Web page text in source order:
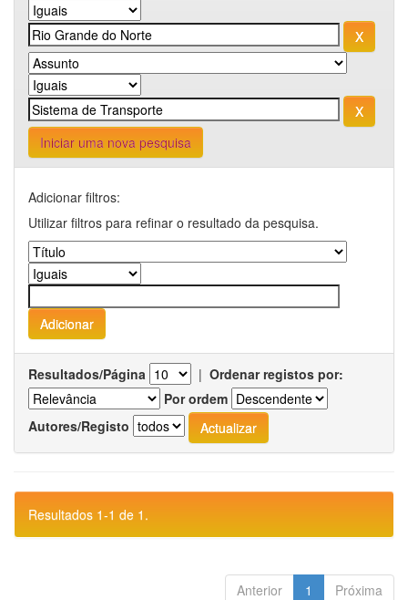
Iniciar uma nova pesquisa
Adicionar filtros:
Utilizar filtros para refinar o resultado da pesquisa.
Resultados/Página | Ordenar registos por:
Por ordem
Autores/Registo
Resultados 1-1 de 1.
Anterior 1 Próxima